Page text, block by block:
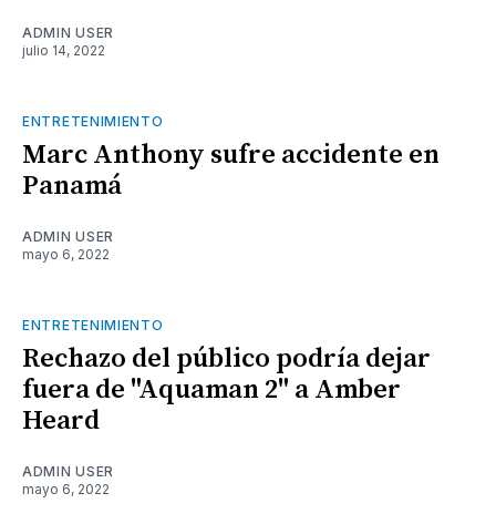
ADMIN USER
julio 14, 2022
ENTRETENIMIENTO
Marc Anthony sufre accidente en
Panamá
ADMIN USER
mayo 6, 2022
ENTRETENIMIENTO
Rechazo del público podría dejar
fuera de "Aquaman 2" a Amber
Heard
ADMIN USER
mayo 6, 2022